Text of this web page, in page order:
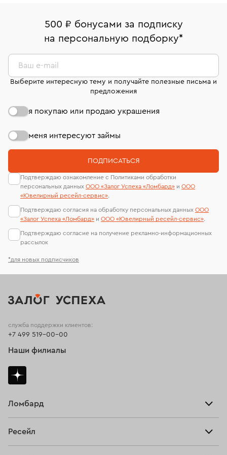
комиссионных украшений и часов смотрите на
странице«Возврат украшений»
Москва, ул. Грузинский Вал, д. 28/45
Срок бронирования украшения при самовывозе из
Оплата наличными или картой
Система быстрых платежей (по QR-коду)
В кредит от Т-Банка (до 50 000 руб., на 3–6 мес.)
номер (УИН)
На особо ценные изделия получены
сертификаты МГУ и других геммологических
лабораторий
500 ₽ бонусами за подписку
на персональную подборку*
*для новых подписчиков
Ваш e-mail
Выберите интересную тему и получайте полезные письма и
предложения
я покупаю или продаю украшения
меня интересуют займы
ПОДПИСАТЬСЯ
Подтверждаю ознакомление с Политиками обработки
персональных данных ООО «Залог Успеха «Ломбард» и ООО
«Ювелирный ресейл-сервиc».
Подтверждаю согласия на обработку персональных данных ООО
«Залог Успеха «Ломбард» и ООО «Ювелирный ресейл-сервиc».
Подтверждаю согласие на получение рекламно-информационных
рассылок
Ломбард
Ресейл
служба поддержки клиентов:
+7 499 519-00-00
Наши филиалы